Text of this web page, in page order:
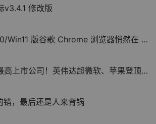
修改版
谷歌 Chrome 浏览器悄然在 C 盘下载约 4GB 本地 AI 模型文件
司！英伟达超微软、苹果登顶华尔街，五年涨幅 3477.31%
错，最后还是人来背锅